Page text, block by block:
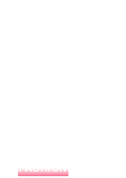
FASHION